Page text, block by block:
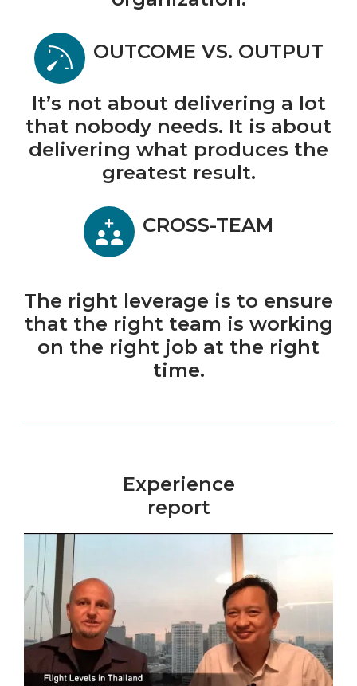
OUTCOME VS. OUTPUT
It’s not about delivering a lot
that nobody needs. It is about
delivering what produces the
greatest result.
CROSS-TEAM
The right leverage is to ensure
that the right team is working
on the right job at the right
time.
Experience
report